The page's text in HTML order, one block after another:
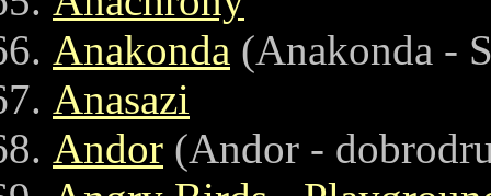
Anakonda (Anakonda -
Anasazi
Andor (Andor -